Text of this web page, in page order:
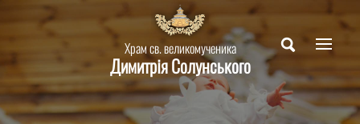
Храм св. великомученика
Димитрія Солунського